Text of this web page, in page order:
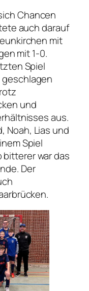
Chancen
auch darauf
mit
mit 1-0.
Spiel
geschlagen
und
aus.
Noah, Lias und
Spiel
war das
Der